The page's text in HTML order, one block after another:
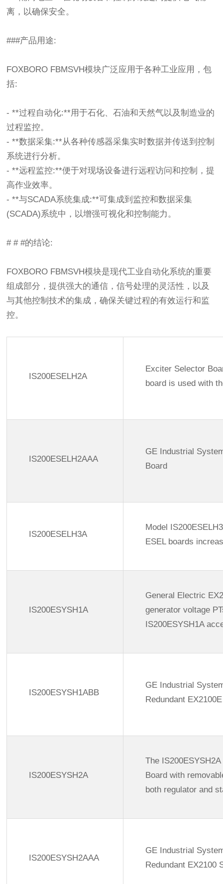
离，以确保安全。
###产品用途:
FOXBORO FBMSVH模块广泛应用于各种工业应用，包
括:
- **过程自动化:**用于石化、石油和天然气以及制造业的
过程监控。
- **数据采集:**从各种传感器采集实时数据并传送到控制
系统进行分析。
- **远程监控:**便于对现场设备进行远程访问和控制，提
高作业效率。
- **与SCADA系统集成:**可集成到监控和数据采集
(SCADA)系统中，以增强可视化和控制能力。
# # #的结论:
FOXBORO FBMSVH模块是现代工业自动化系统的重要
组成部分，提供强大的通信，信号处理的灵活性，以及
与其他控制技术的集成，确保关键过程的有效运行和监
控。
IS200ESELH2A
Exciter Selector
board is used with
IS200ESELH2AAA
GE Industrial
Board
IS200ESELH3A
Model
ESEL boards
IS200ESYSH1A
General Electric
generator voltage
IS200ESYSH1A
IS200ESYSH1ABB
GE Industrial
Redundant
IS200ESYSH2A
The
Board with
both regulator and
IS200ESYSH2AAA
GE Industrial
Redundant EX2100